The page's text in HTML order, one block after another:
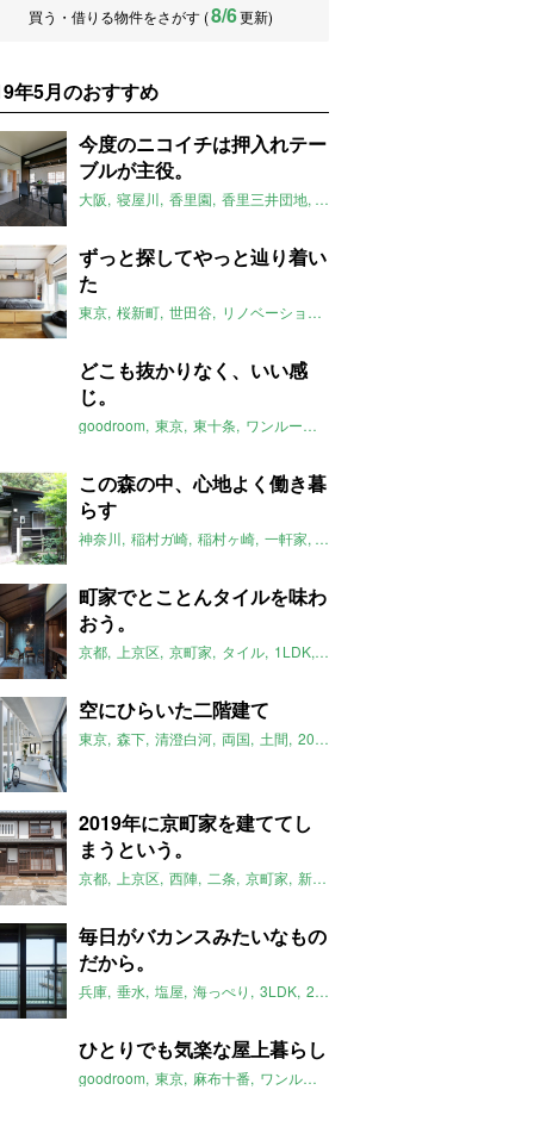
買う・借りる物件をさがす (8/6更新)
年5月のおすすめ
今度のニコイチは押入れテー
ブルが主役。
大阪 寝屋川 香里園 香里三井団地 団地
ずっと探してやっと辿り着い
た
東京 桜新町 世田谷 リノベーション
どこも抜かりなく、いい感
じ。
goodroom 東京 東十条 ワンルーム
この森の中、心地よく働き暮
らす
神奈川 稲村ガ崎 稲村ヶ崎 一軒家 平屋
町家でとことんタイルを味わ
おう。
京都 上京区 京町家 タイル 1LDK 八清
空にひらいた二階建て
東京 森下 清澄白河 両国 土間 2019年5月のおすすめ
2019年に京町家を建ててし
まうという。
京都 上京区 西陣 二条 京町家 新築
毎日がバカンスみたいなもの
だから。
兵庫 垂水 塩屋 海っぺり 3LDK 2019年5月のおすすめ
ひとりでも気楽な屋上暮らし
goodroom 東京 麻布十番 ワンルーム